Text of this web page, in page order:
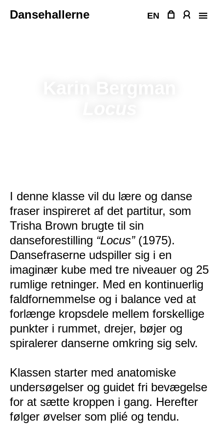
Dansehallerne EN
I denne klasse vil du lære og danse
fraser inspireret af det partitur, som
Trisha Brown brugte til sin
danseforestilling “Locus”(1975).
Dansefraserne udspiller sig i en
imaginær kube med tre niveauer og 25
rumlige retninger. Med en kontinuerlig
faldfornemmelse og i balance ved at
forlænge kropsdele mellem forskellige
punkter i rummet, drejer, bøjer og
spiralerer danserne omkring sig selv.
Klassen starter med anatomiske
undersøgelser og guidet fri bevægelse
for at sætte kroppen i gang. Herefter
følger øvelser som plié og tendu.